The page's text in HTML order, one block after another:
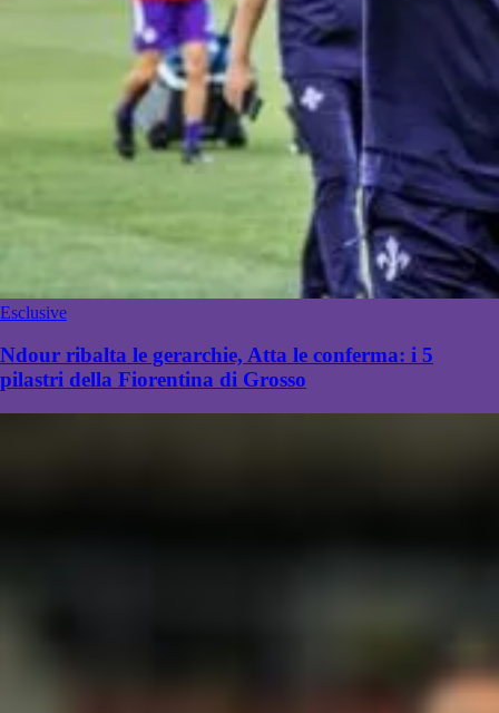
Esclusive
Ndour ribalta le gerarchie, Atta le conferma: i 5
pilastri della Fiorentina di Grosso